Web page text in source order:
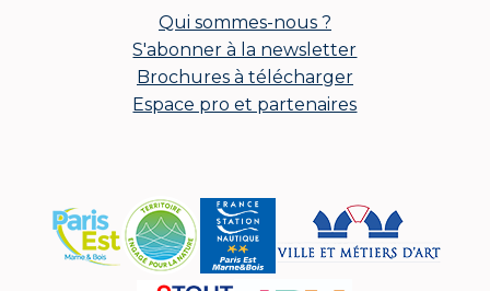
Qui sommes-nous ?
S'abonner à la newsletter
Brochures à télécharger
Espace pro et partenaires